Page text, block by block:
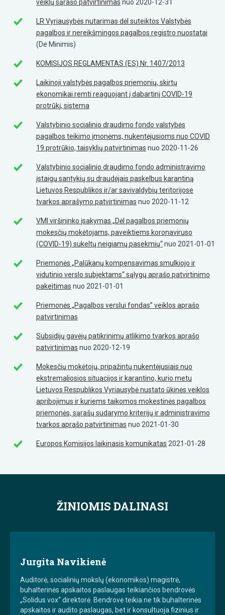
veiklų sąrašo patvirtinimas nuo 2020-12-31
LR Vyriausybės nutarimas dėl suteiktos Valstybės
pagalbos ir nereikšmingos pagalbos registro nuostatai
(De Minimis)
KOMISIJOS REGLAMENTAS (ES) Nr. 1407/2013
Laikinoji valstybės pagalbos priemonių, skirtų
ekonomikai remti reaguojant į dabartinį COVID-19
protrūkį, sistema
Valstybinio socialinio draudimo fondo valstybės
pagalbos teikimo įmonėms, nukentėjusioms nuo COVID
19 protrūkio, taisyklių patvirtinimas nuo 2020-11-26
Valstybinio socialinio draudimo fondo administravimo
įstaigų santykių su draudėjais paskelbus karantiną
Lietuvos Respublikos ir/ar savivaldybių teritorijose
tvarkos aprašymo patvirtinimas nuo 2020-11-12
VMI viršininko įsakymas „Dėl pagalbos priemonių
mokesčių mokėtojams, paveiktiems koronaviruso
(COVID-19) sukeltų neigiamų pasekmių“nuo 2021-01-01
Priemonės „Palūkanų kompensavimas smulkiojo ir
vidutinio verslo subjektams“ sąlygų aprašo patvirtinimo
pakeitimas nuo 2021-01-01
Priemonės „Pagalbos verslui fondas” veiklos aprašo
patvirtinimas
Subsidijų gavėjų patikrinimų atlikimo tvarkos aprašo
patvirtinimas nuo 2020-12-19
Mokesčių mokėtojų, pripažintų nukentėjusiais nuo
ekstremaliosios situacijos ir karantino, kurio metu
Lietuvos Respublikos Vyriausybė nustato ūkinės veiklos
apribojimus ir kuriems taikomos mokestinės pagalbos
priemonės, sąrašų sudarymo kriterijų ir administravimo
tvarkos aprašo patvirtinimas nuo 2021-01-30
Europos Komisijos laikinasis komunikatas 2021-01-28
ŽINIOMIS DALINASI
Jurgita Navikienė
Auditorė, socialinių mokslų (ekonomikos) magistrė,
buhalterinės apskaitos paslaugas teikiančios bendrovės
„Solidus vox“ direktorė. Bendrovė teikia ne tik buhalterinės
apskaitos ir audito paslaugas, bet ir konsultuoja fizinius ir